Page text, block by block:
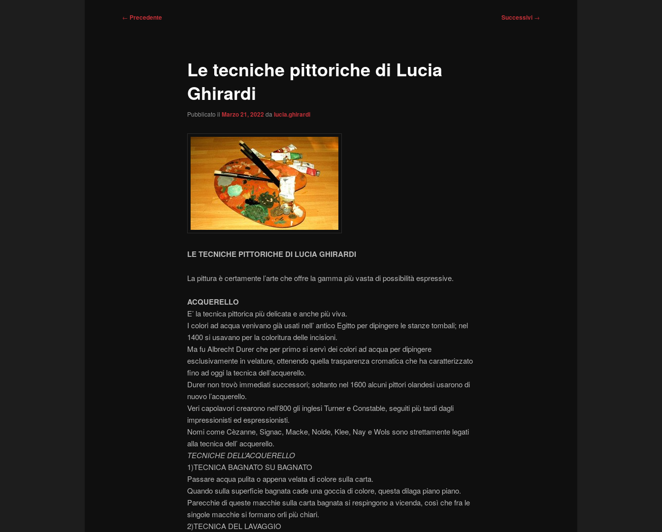
Navigazione
← Precedente Successivi →
Le tecniche pittoriche di Lucia
Ghirardi
Pubblicato il Marzo 21, 2022 da lucia.ghirardi
LE TECNICHE PITTORICHE DI LUCIA GHIRARDI
La pittura è certamente l’arte che offre la gamma più vasta di possibilità espressive.
ACQUERELLO
E’ la tecnica pittorica più delicata e anche più viva.
I colori ad acqua venivano già usati nell’ antico Egitto per dipingere le stanze tombali; nel
1400 si usavano per la coloritura delle incisioni.
Ma fu Albrecht Durer che per primo si servì dei colori ad acqua per dipingere
esclusivamente in velature, ottenendo quella trasparenza cromatica che ha caratterizzato
fino ad oggi la tecnica dell’acquerello.
Durer non trovò immediati successori; soltanto nel 1600 alcuni pittori olandesi usarono di
nuovo l’acquerello.
Veri capolavori crearono nell’800 gli inglesi Turner e Constable, seguiti più tardi dagli
impressionisti ed espressionisti.
Nomi come Cèzanne, Signac, Macke, Nolde, Klee, Nay e Wols sono strettamente legati
alla tecnica dell’ acquerello.
TECNICHE DELL’ACQUERELLO
1)TECNICA BAGNATO SU BAGNATO
Passare acqua pulita o appena velata di colore sulla carta.
Quando sulla superficie bagnata cade una goccia di colore, questa dilaga piano piano.
Parecchie di queste macchie sulla carta bagnata si respingono a vicenda, così che fra le
singole macchie si formano orli più chiari.
2)TECNICA DEL LAVAGGIO